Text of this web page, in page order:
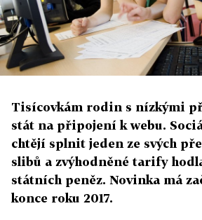
Tisícovkám rodin s nízkými
stát na připojení k webu.
chtějí splnit jeden ze svých
slibů a zvýhodněné tarify
státních peněz. Novinka má
konce roku 2017.